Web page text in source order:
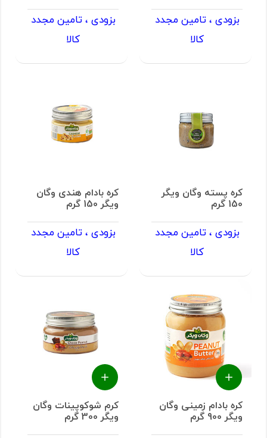
بزودی ، تامین مجدد
کالا
بزودی ، تامین مجدد
کالا
کره پسته وگان ویگر
150 گرم
بزودی ، تامین مجدد
کالا
کره بادام هندی وگان
ویگر 150 گرم
بزودی ، تامین مجدد
کالا
کره بادام زمینی وگان
ویگر 900 گرم
کرم شوکوپینات وگان
ویگر 300 گرم